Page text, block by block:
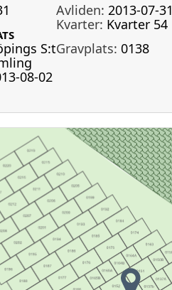
Avliden: 2013-07-31
Kvarter: Kvarter 54
S:tGravplats: 0138
08-02